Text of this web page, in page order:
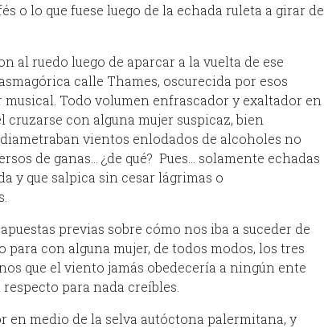
o lo que fuese luego de la echada ruleta a girar de
al ruedo luego de aparcar a la vuelta de ese
calle Thames, oscurecida por esos
Todo volumen enfrascador y exaltador en
cruzarse con alguna mujer suspicaz, bien
vientos enlodados de alcoholes no
de ganas… ¿de qué? Pues… solamente echadas
y que salpica sin cesar lágrimas o
previas sobre cómo nos iba a suceder de
con alguna mujer, de todos modos, los tres
que el viento jamás obedecería a ningún ente
para nada creíbles.
en medio de la selva autóctona palermitana, y